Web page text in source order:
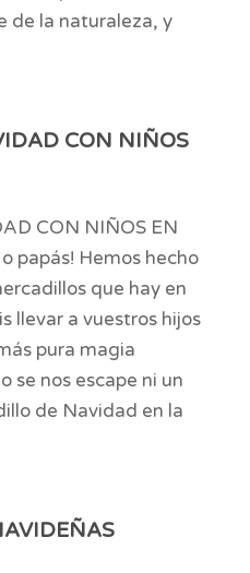
de la naturaleza, y
CON NIÑOS
CON NIÑOS EN
papás! Hemos hecho
que hay en
llevar a vuestros hijos
pura magia
se nos escape ni un
de Navidad en la